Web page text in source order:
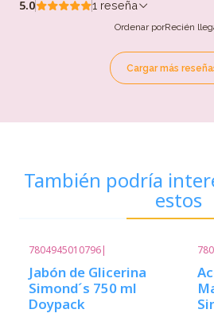
5.0 1 reseña
Ordenar porRecién
Cargar más
También podría
estos
7804945010796|
Jabón de Glicerina
Simond´s 750 ml
Doypack